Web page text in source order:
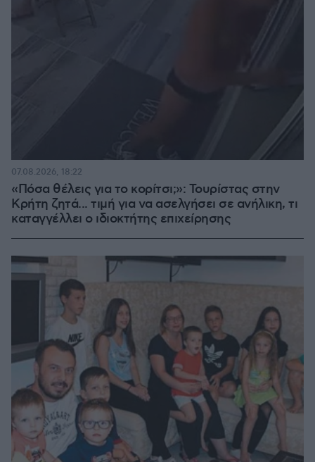
«Πόσα θέλεις για το κορίτσι;»: Τουρίστας στην
Κρήτη ζητά... τιμή για να ασελγήσει σε ανήλικη, τι
καταγγέλλει ο ιδιοκτήτης επιχείρησης
07.08.2026, 18:22